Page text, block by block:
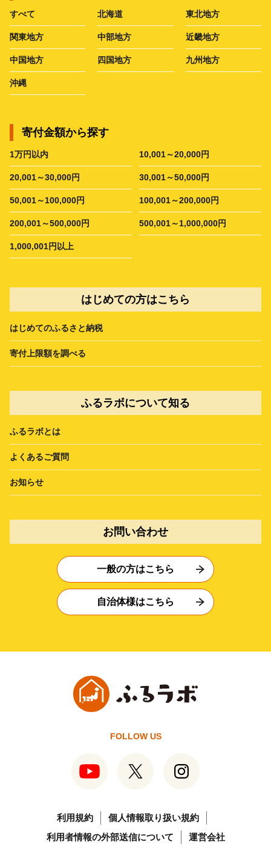
すべて 北海道 東北地方
関東地方 中部地方 近畿地方
中国地方 四国地方 九州地方
沖縄
寄付金額から探す
1万円以内 10,001～20,000円
20,001～30,000円 30,001～50,000円
50,001～100,000円 100,001～200,000円
200,001～500,000円 500,001～1,000,000円
1,000,001円以上
はじめての方はこちら
はじめてのふるさと納税
寄付上限額を調べる
ふるラボについて知る
ふるラボとは
よくあるご質問
お知らせ
お問い合わせ
一般の方はこちら
自治体様はこちら
FOLLOW US
利用規約
個人情報取り扱い規約
利用者情報の外部送信について
運営会社